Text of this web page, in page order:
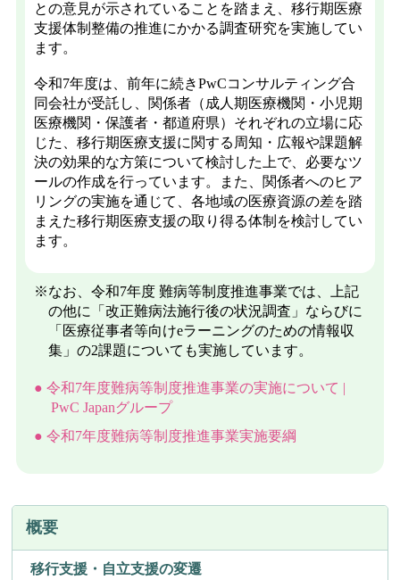
との意見が示されていることを踏まえ、移行期医療
支援体制整備の推進にかかる調査研究を実施してい
ます。
令和7年度は、前年に続きPwCコンサルティング合
同会社が受託し、関係者（成人期医療機関・小児期
医療機関・保護者・都道府県）それぞれの立場に応
じた、移行期医療支援に関する周知・広報や課題解
決の効果的な方策について検討した上で、必要なツ
ールの作成を行っています。また、関係者へのヒア
リングの実施を通じて、各地域の医療資源の差を踏
まえた移行期医療支援の取り得る体制を検討してい
ます。
※なお、令和7年度 難病等制度推進事業では、上記
の他に「改正難病法施行後の状況調査」ならびに
「医療従事者等向けeラーニングのための情報収
集」の2課題についても実施しています。
令和7年度難病等制度推進事業の実施について |
PwC Japanグループ
令和7年度難病等制度推進事業実施要綱
概要
移行支援・自立支援の変遷